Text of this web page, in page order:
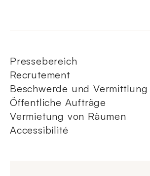
Pressebereich
Recrutement
Beschwerde und Vermittlung
Öffentliche Aufträge
Vermietung von Räumen
Accessibilité